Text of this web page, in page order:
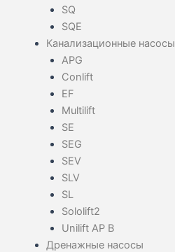
SQ
SQE
Канализационные насосы
APG
Conlift
EF
Multilift
SE
SEG
SEV
SLV
SL
Sololift2
Unilift AP B
Дренажные насосы